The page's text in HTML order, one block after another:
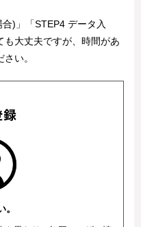
)」「STEP4 データ入
も大丈夫ですが、時間があ
い。